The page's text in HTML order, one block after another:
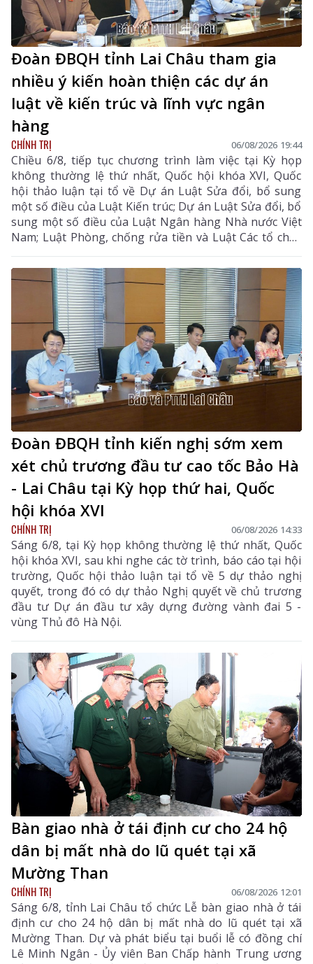
Đoàn ĐBQH tỉnh Lai Châu tham gia
nhiều ý kiến hoàn thiện các dự án
luật về kiến trúc và lĩnh vực ngân
hàng
CHÍNH TRỊ 06/08/2026 19:44
Chiều 6/8, tiếp tục chương trình làm việc tại Kỳ họp
không thường lệ thứ nhất, Quốc hội khóa XVI, Quốc
hội thảo luận tại tổ về Dự án Luật Sửa đổi, bổ sung
một số điều của Luật Kiến trúc; Dự án Luật Sửa đổi, bổ
sung một số điều của Luật Ngân hàng Nhà nước Việt
Nam; Luật Phòng, chống rửa tiền và Luật Các tổ chức
tín dụng; Dự thảo Nghị quyết của Quốc hội về công tác
phòng, chống tội phạm và vi phạm pháp luật, công tác
của Viện kiểm sát nhân dân, Tòa án nhân dân và công
tác thi hành án. Đồng chí Sùng A Hồ - Phó Bí thư Tỉnh
ủy, Trưởng Đoàn ĐBQH tỉnh Lai Châu chủ trì phiên
thảo luận tại tổ.
Đoàn ĐBQH tỉnh kiến nghị sớm xem
xét chủ trương đầu tư cao tốc Bảo Hà
- Lai Châu tại Kỳ họp thứ hai, Quốc
hội khóa XVI
CHÍNH TRỊ 06/08/2026 14:33
Sáng 6/8, tại Kỳ họp không thường lệ thứ nhất, Quốc
hội khóa XVI, sau khi nghe các tờ trình, báo cáo tại hội
trường, Quốc hội thảo luận tại tổ về 5 dự thảo nghị
quyết, trong đó có dự thảo Nghị quyết về chủ trương
đầu tư Dự án đầu tư xây dựng đường vành đai 5 -
vùng Thủ đô Hà Nội.
Bàn giao nhà ở tái định cư cho 24 hộ
dân bị mất nhà do lũ quét tại xã
Mường Than
CHÍNH TRỊ 06/08/2026 12:01
Sáng 6/8, tỉnh Lai Châu tổ chức Lễ bàn giao nhà ở tái
định cư cho 24 hộ dân bị mất nhà do lũ quét tại xã
Mường Than. Dự và phát biểu tại buổi lễ có đồng chí
Lê Minh Ngân - Ủy viên Ban Chấp hành Trung ương